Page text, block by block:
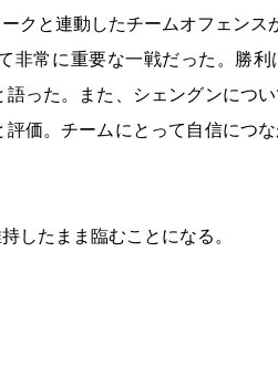
クと連動したチームオフェンス
非常に重要な一戦だった。勝
った。また、シェングンにつ
価。チームにとって自信につ
したまま臨むことになる。